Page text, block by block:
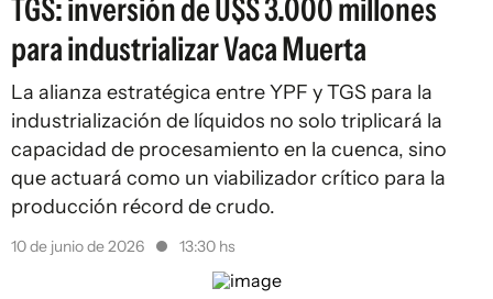
TGS: inversión de U$S 3.000 millones
para industrializar Vaca Muerta
La alianza estratégica entre YPF y TGS para la
industrialización de líquidos no solo triplicará la
capacidad de procesamiento en la cuenca, sino
que actuará como un viabilizador crítico para la
producción récord de crudo.
10 de junio de 2026 13:30 hs